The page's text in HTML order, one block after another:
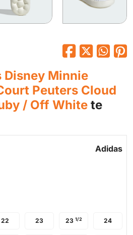
Disney Minnie
Peuters Cloud
/ Off White te
Adidas
22 23 23 1/2 24